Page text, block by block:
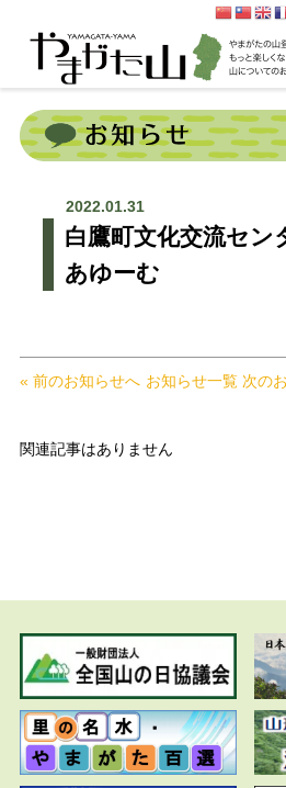
2022.01.31
白鷹町文化交流セ
あゆーむ
« 前のお知らせへ お知らせ一覧 次の
関連記事はありません